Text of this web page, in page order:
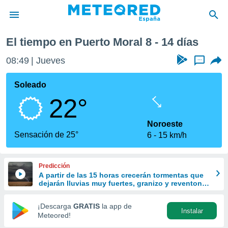
de
por
que se
calidad.
a este
las
y
forma
digital
basada
El tiempo en Puerto Moral 8 - 14 días
08:49 Jueves ...
Soleado
22°
Sensación de 25°
Noroeste
6
15 km/h
Predicción
A partir de las 15 horas crecerán tormentas que
dejarán lluvias muy fuertes, granizo y reventones
¡Descarga GRATIS la app de
Meteored!
Instalar